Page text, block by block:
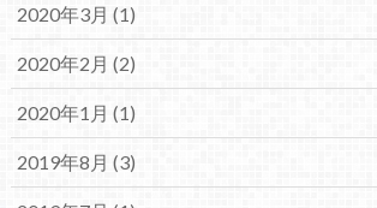
2020年3月 (1)
2020年2月 (2)
2020年1月 (1)
2019年8月 (3)